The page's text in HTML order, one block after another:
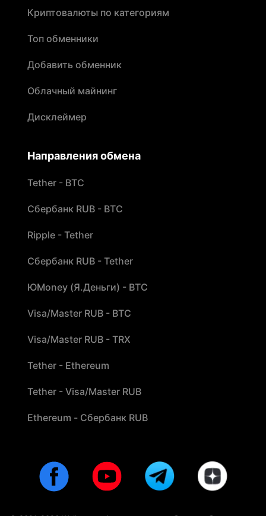
Криптовалюты по категориям
Топ обменники
Добавить обменник
Облачный майнинг
Дисклеймер
Направления обмена
Tether - BTC
Сбербанк RUB - BTC
Ripple - Tether
Сбербанк RUB - Tether
ЮMoney (Я.Деньги) - BTC
Visa/Master RUB - BTC
Visa/Master RUB - TRX
Tether - Ethereum
Tether - Visa/Master RUB
Ethereum - Сбербанк RUB